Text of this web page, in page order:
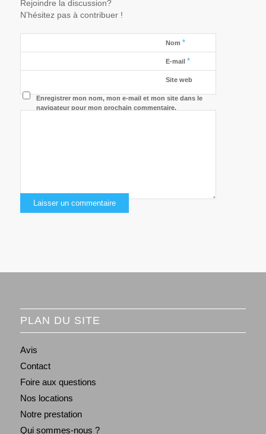
Rejoindre la discussion?
N’hésitez pas à contribuer !
Nom *
E-mail *
Site web
Enregistrer mon nom, mon e-mail et mon site dans le
navigateur pour mon prochain commentaire.
PLAN DU SITE
Avis
Contact
Foire aux questions
Nos locations
Notre prestation
Qui sommes-nous ?